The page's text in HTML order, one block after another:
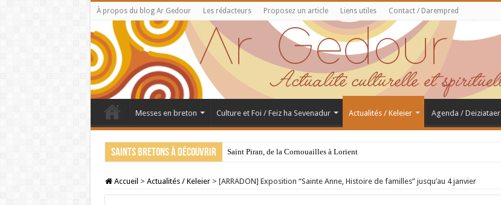
À propos du blog Ar Gedour Les rédacteurs Proposez un article Liens utiles Contact / Darempred
Messes en breton Culture et Foi / Feiz ha Sevenadur Actualités / Keleier Agenda / Deiziataer
Saints bretons à découvrir Saint Piran, de la Cornouailles à Lorient
Accueil > Actualités / Keleier > [ARRADON] Exposition “Sainte Anne, Histoire de familles” jusqu’au 4 janvier